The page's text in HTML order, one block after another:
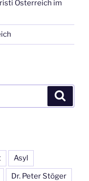
Österreich im
Asyl
Dr. Peter Stöger